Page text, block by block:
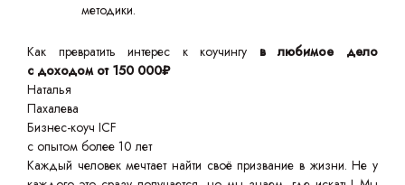
методики.
Как превратить интерес к коучингу в любимое дело
с доходом от 150 000₽
Наталья
Пахалева
Бизнес-коуч ICF
с опытом более 10 лет
Каждый человек мечтает найти своё призвание в жизни. Не у